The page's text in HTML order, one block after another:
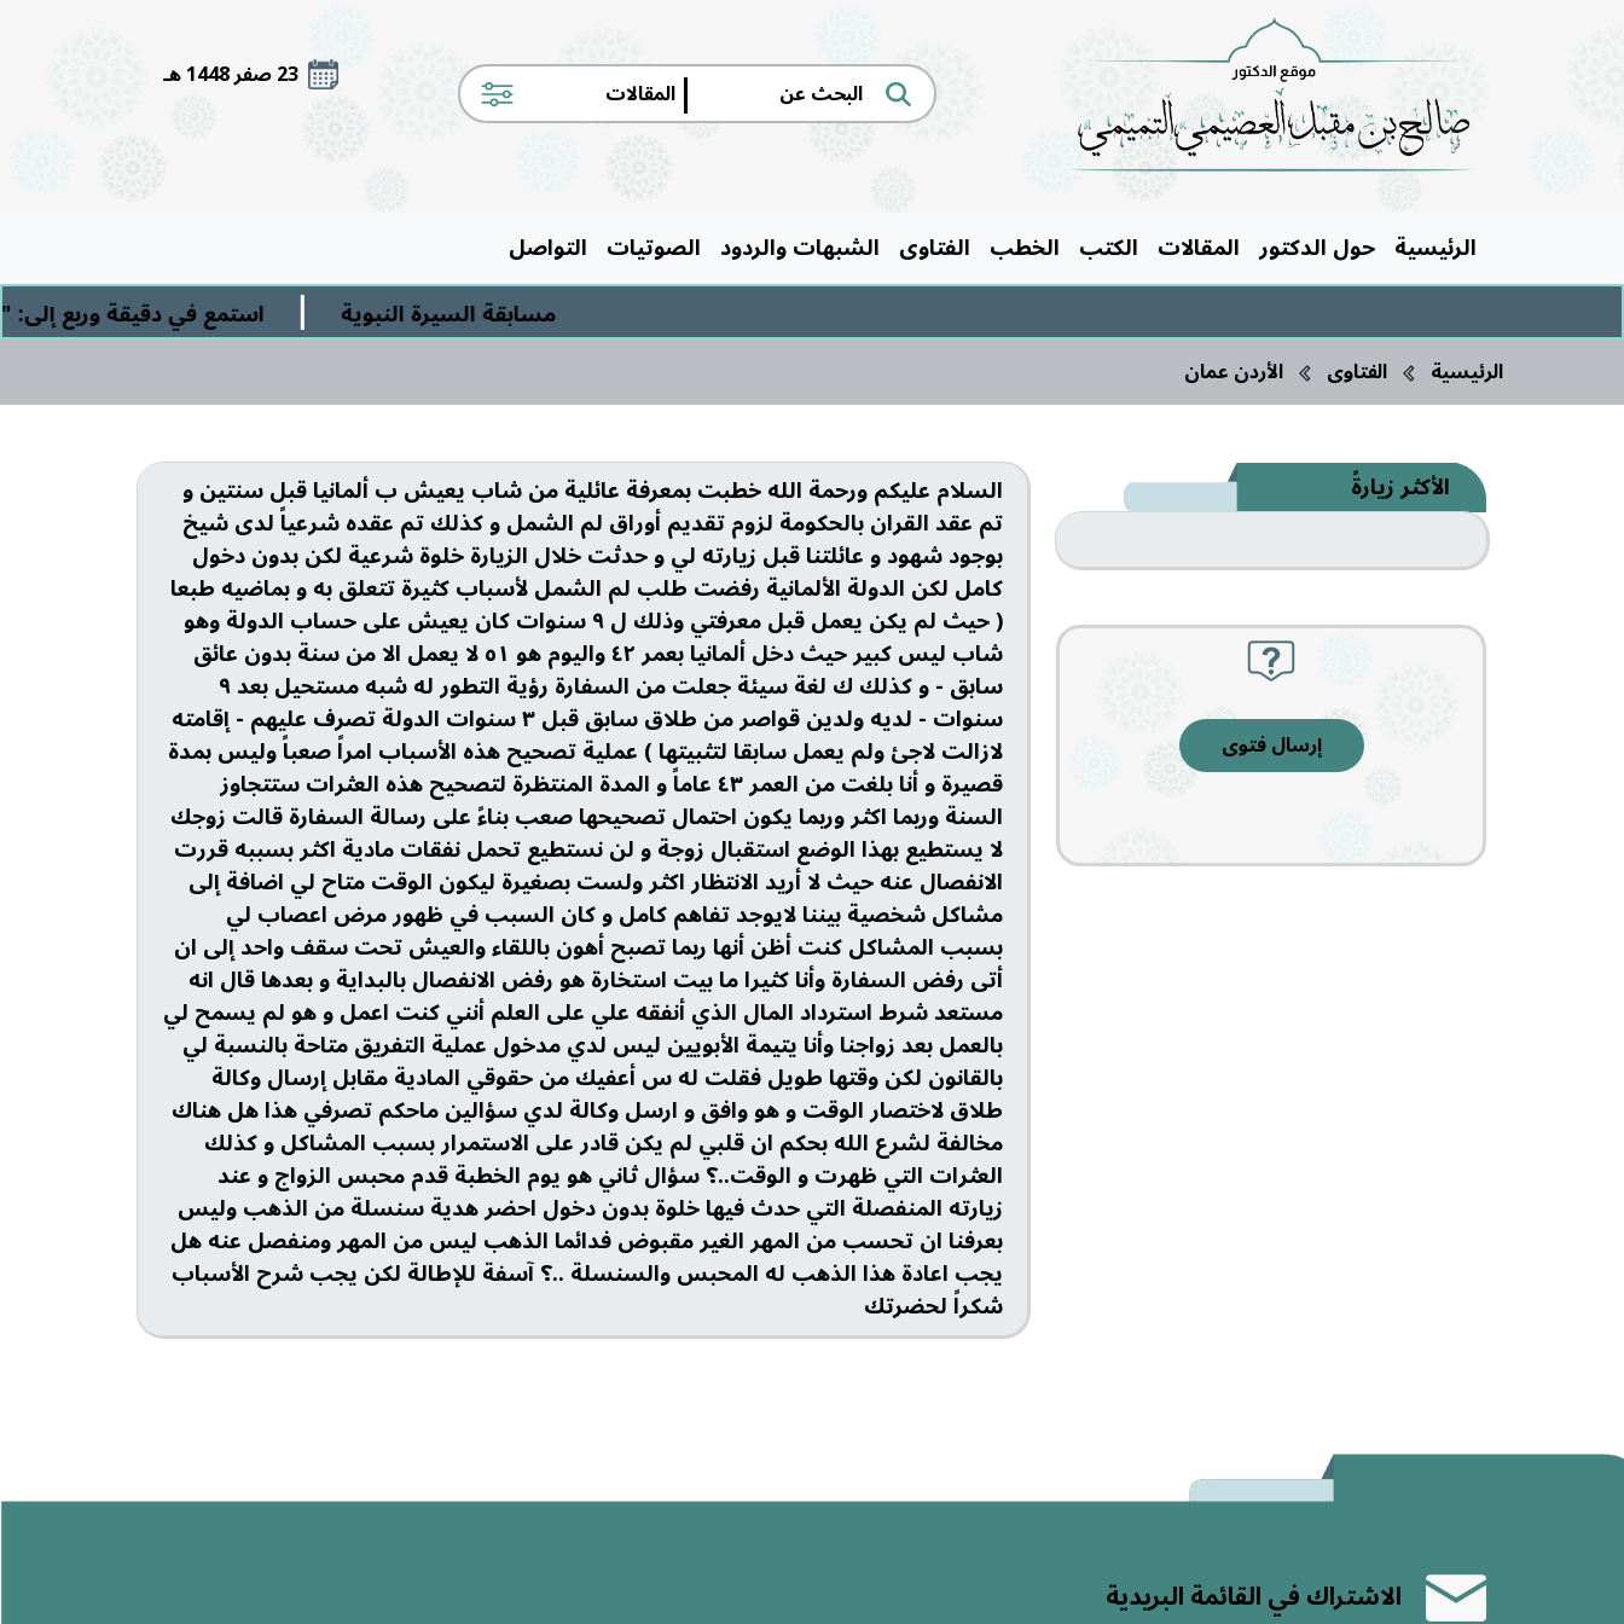
| 23 صفر 1448 هـ
الرئيسية حول الدكتور المقالات الكتب الخطب الفتاوى الشبهات والردود الصوتيات التواصل
مسابقة السيرة النبوية
| استمع في دقيقة وربع إلى: "
الرئيسية الفتاوى الأردن عمان
الأكثر زيارةً
إرسال فتوى
السلام عليكم ورحمة الله خطبت بمعرفة عائلية من شاب يعيش ب ألمانيا قبل سنتين و
تم عقد القران بالحكومة لزوم تقديم أوراق لم الشمل و كذلك تم عقده شرعياً لدى شيخ
بوجود شهود و عائلتنا قبل زيارته لي و حدثت خلال الزيارة خلوة شرعية لكن بدون دخول
كامل لكن الدولة الألمانية رفضت طلب لم الشمل لأسباب كثيرة تتعلق به و بماضيه طبعا
( حيث لم يكن يعمل قبل معرفتي وذلك ل ٩ سنوات كان يعيش على حساب الدولة وهو
شاب ليس كبير حيث دخل ألمانيا بعمر ٤٢ واليوم هو ٥١ لا يعمل الا من سنة بدون عائق
سابق - و كذلك ك لغة سيئة جعلت من السفارة رؤية التطور له شبه مستحيل بعد ٩
سنوات - لديه ولدين قواصر من طلاق سابق قبل ٣ سنوات الدولة تصرف عليهم - إقامته
لازالت لاجئ ولم يعمل سابقا لتثبيتها ) عملية تصحيح هذه الأسباب امراً صعباً وليس بمدة
قصيرة و أنا بلغت من العمر ٤٣ عاماً و المدة المنتظرة لتصحيح هذه العثرات ستتجاوز
السنة وربما اكثر وربما يكون احتمال تصحيحها صعب بناءً على رسالة السفارة قالت زوجك
لا يستطيع بهذا الوضع استقبال زوجة و لن نستطيع تحمل نفقات مادية اكثر بسببه قررت
الانفصال عنه حيث لا أريد الانتظار اكثر ولست بصغيرة ليكون الوقت متاح لي اضافة إلى
مشاكل شخصية بيننا لايوجد تفاهم كامل و كان السبب في ظهور مرض اعصاب لي
بسبب المشاكل كنت أظن أنها ربما تصبح أهون باللقاء والعيش تحت سقف واحد إلى ان
أتى رفض السفارة وأنا كثيرا ما بيت استخارة هو رفض الانفصال بالبداية و بعدها قال انه
مستعد شرط استرداد المال الذي أنفقه علي على العلم أنني كنت اعمل و هو لم يسمح لي
بالعمل بعد زواجنا وأنا يتيمة الأبويين ليس لدي مدخول عملية التفريق متاحة بالنسبة لي
بالقانون لكن وقتها طويل فقلت له س أعفيك من حقوقي المادية مقابل إرسال وكالة
طلاق لاختصار الوقت و هو وافق و ارسل وكالة لدي سؤالين ماحكم تصرفي هذا هل هناك
مخالفة لشرع الله بحكم ان قلبي لم يكن قادر على الاستمرار بسبب المشاكل و كذلك
العثرات التي ظهرت و الوقت..؟ سؤال ثاني هو يوم الخطبة قدم محبس الزواج و عند
زيارته المنفصلة التي حدث فيها خلوة بدون دخول احضر هدية سنسلة من الذهب وليس
بعرفنا ان تحسب من المهر الغير مقبوض فدائما الذهب ليس من المهر ومنفصل عنه هل
يجب اعادة هذا الذهب له المحبس والسنسلة ..؟ آسفة للإطالة لكن يجب شرح الأسباب
شكراً لحضرتك
الاشتراك في القائمة البريدية